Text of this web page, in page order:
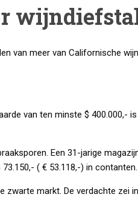
van meer van Californische
van ten minste $ 400.000,-
Een 31-jarige
( € 53.118,-) in contanten.
markt. De verdachte